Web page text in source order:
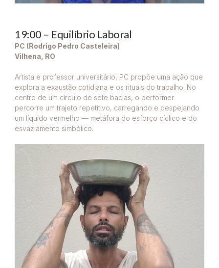
19:00 – Equilíbrio Laboral
PC (Rodrigo Pedro Casteleira)
Vilhena, RO
Artista e professor universitário, PC propõe uma ação que
explora a exaustão cotidiana e os rituais do trabalho. No
centro de um círculo de sete bacias, o performer
percorre um trajeto repetitivo, carregando e despejando
um líquido vermelho — metáfora do esforço cíclico e do
esvaziamento simbólico.